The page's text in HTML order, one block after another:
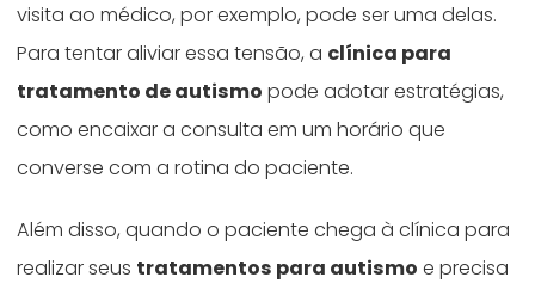
visita ao médico, por exemplo, pode ser uma delas.
Para tentar aliviar essa tensão, a clínica para
tratamento de autismo pode adotar estratégias,
como encaixar a consulta em um horário que
converse com a rotina do paciente.
Além disso, quando o paciente chega à clínica para
realizar seus tratamentos para autismo e precisa